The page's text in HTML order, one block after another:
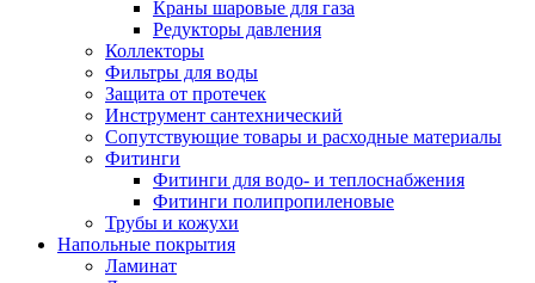
Краны шаровые для газа
Редукторы давления
Коллекторы
Фильтры для воды
Защита от протечек
Инструмент сантехнический
Сопутствующие товары и расходные материалы
Фитинги
Фитинги для водо- и теплоснабжения
Фитинги полипропиленовые
Трубы и кожухи
Напольные покрытия
Ламинат